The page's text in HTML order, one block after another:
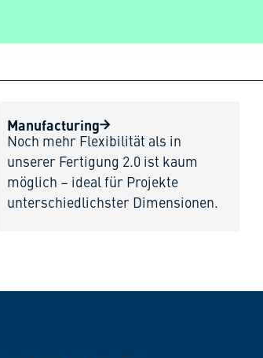
Manufacturing
Noch mehr Flexibilität als in
unserer Fertigung 2.0 ist kaum
möglich – ideal für Projekte
unterschiedlichster Dimensionen.